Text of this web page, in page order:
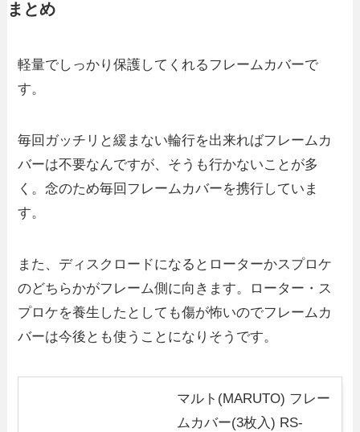
まとめ
軽量でしっかり保護してくれるフレームカバーで
す。
毎回ガッチリと緩まない輪行を出来ればフレームカ
バーは不要なんですが、そうも行かないことが多
く。念のため毎回フレームカバーを携行していま
す。
また、ディスクロードになるとローターかスプロケ
のどちらかがフレーム側に向きます。ローター・ス
プロケを養生したとしても傷が怖いのでフレームカ
バーは今後とも使うことになりそうです。
マルト(MARUTO) フレー
ムカバー(3枚入) RS-